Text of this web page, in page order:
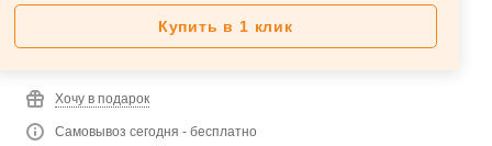
Купить в 1 клик
Хочу в подарок
Самовывоз сегодня - бесплатно